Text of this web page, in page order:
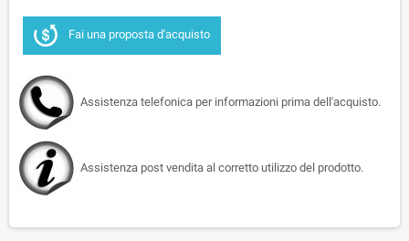
Fai una proposta d'acquisto
Assistenza telefonica per informazioni prima dell'acquisto.
Assistenza post vendita al corretto utilizzo del prodotto.